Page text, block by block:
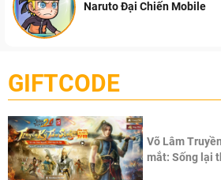
Naruto Đại Chiến Mobile
GIFTCODE
Võ Lâm
mắt: Sống lại